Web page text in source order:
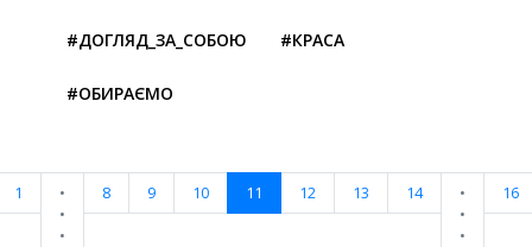
#ДОГЛЯД_ЗА_СОБОЮ #КРАСА
#ОБИРАЄМО
1
•
•
•
8 9 10 11 12 13 14
•
•
•
16